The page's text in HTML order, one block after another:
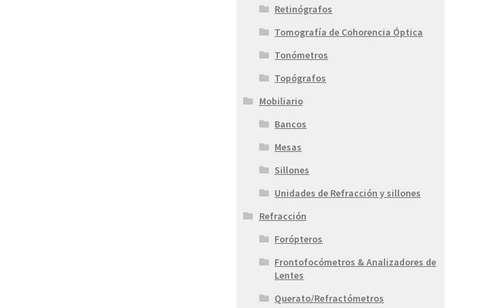
Retinógrafos
Tomografía de Cohorencia Óptica
Tonómetros
Topógrafos
Mobiliario
Bancos
Mesas
Sillones
Unidades de Refracción y sillones
Refracción
Forópteros
Frontofocómetros & Analizadores de
Lentes
Querato/Refractómetros